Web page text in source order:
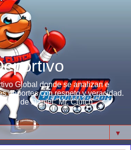
Global donde se analizan e
deportes con respeto y veracidad.
de Daniel "Mr. Clutch"
▼